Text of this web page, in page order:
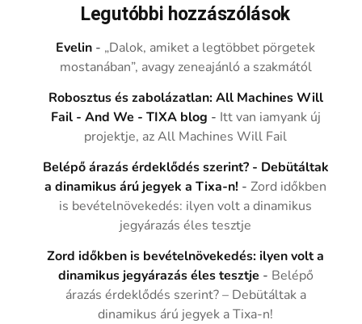
Legutóbbi hozzászólások
Evelin - „Dalok, amiket a legtöbbet pörgetek
mostanában”, avagy zeneajánló a szakmától
Robosztus és zabolázatlan: All Machines Will
Fail - And We - TIXA blog - Itt van iamyank új
projektje, az All Machines Will Fail
Belépő árazás érdeklődés szerint? - Debütáltak
a dinamikus árú jegyek a Tixa-n! -Zord időkben
is bevételnövekedés: ilyen volt a dinamikus
jegyárazás éles tesztje
Zord időkben is bevételnövekedés: ilyen volt a
dinamikus jegyárazás éles tesztje - Belépő
árazás érdeklődés szerint? – Debütáltak a
dinamikus árú jegyek a Tixa-n!